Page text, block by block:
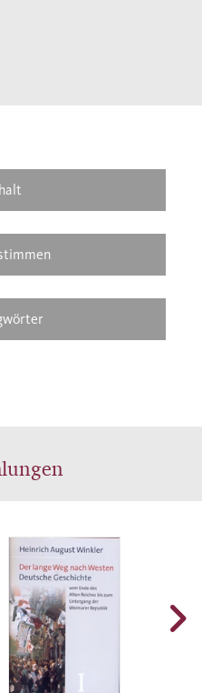
und, wo nötig,
Schuss Polemik.